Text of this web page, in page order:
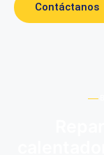
Contáctanos